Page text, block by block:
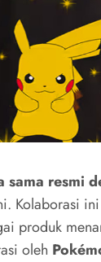
sama resmi
Kolaborasi
produk
oleh